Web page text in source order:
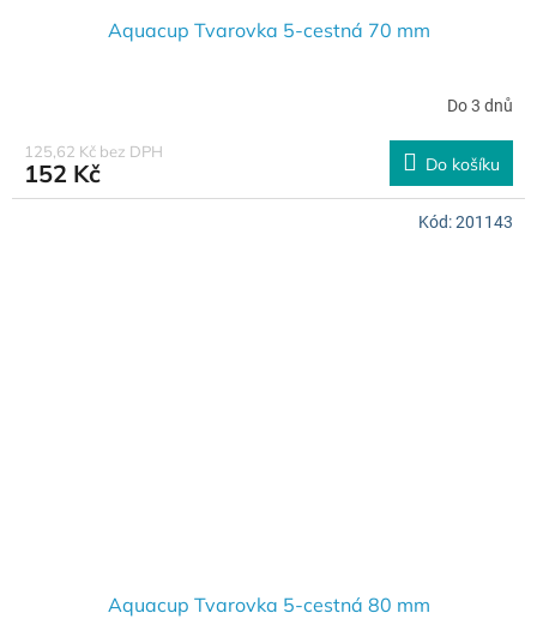
Aquacup Tvarovka 5-cestná 70 mm
Do 3 dnů
125,62 Kč bez DPH
152 Kč Do košíku
Aquacup Tvarovka 5-cestná 80 mm
Kód:201143